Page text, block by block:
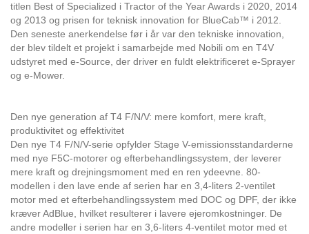
titlen Best of Specialized i Tractor of the Year Awards i 2020, 2014
og 2013 og prisen for teknisk innovation for BlueCab™ i 2012.
Den seneste anerkendelse før i år var den tekniske innovation,
der blev tildelt et projekt i samarbejde med Nobili om en T4V
udstyret med e-Source, der driver en fuldt elektrificeret e-Sprayer
og e-Mower.
Den nye generation af T4 F/N/V: mere komfort, mere kraft,
produktivitet og effektivitet
Den nye T4 F/N/V-serie opfylder Stage V-emissionsstandarderne
med nye F5C-motorer og efterbehandlingssystem, der leverer
mere kraft og drejningsmoment med en ren ydeevne. 80-
modellen i den lave ende af serien har en 3,4-liters 2-ventilet
motor med et efterbehandlingssystem med DOC og DPF, der ikke
kræver AdBlue, hvilket resulterer i lavere ejeromkostninger. De
andre modeller i serien har en 3,6-liters 4-ventilet motor med et